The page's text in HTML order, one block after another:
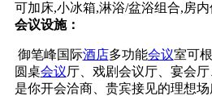
可加床,小冰箱,淋浴/盆浴组合,房
会议设施：
御笔峰国际酒店多功能会议室可
圆桌会议厅、戏剧会议厅、宴会
是你开会洽商、贵宾接见的理想场